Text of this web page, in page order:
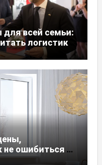
для всей семьи:
логистику
не ошибиться с